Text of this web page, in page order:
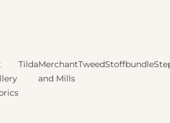
TildaMerchant
and Mills
TweedStoffbundle